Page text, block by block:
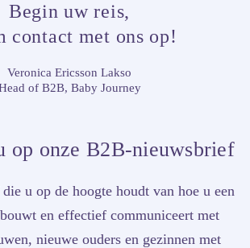
Begin uw reis,
contact met ons op!
Veronica Ericsson Lakso
of B2B, Baby Journey
op onze B2B-nieuwsbrief
u op de hoogte houdt van hoe u een
en effectief communiceert met
nieuwe ouders en gezinnen met